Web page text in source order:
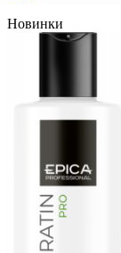
Новинки